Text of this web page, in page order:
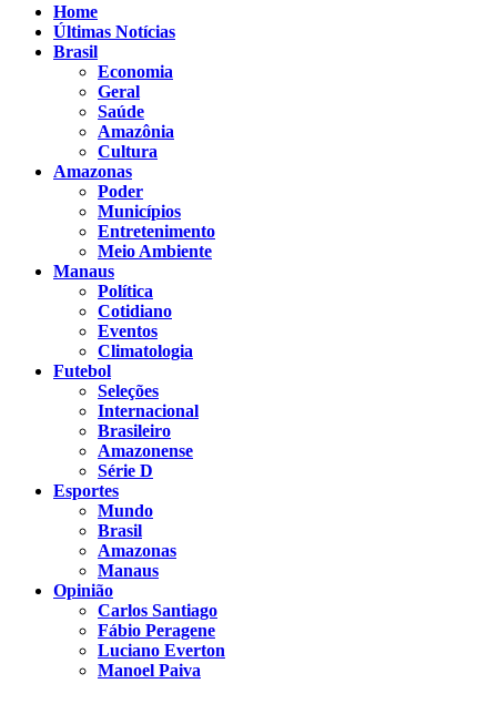
Home
Últimas Notícias
Brasil
Economia
Geral
Saúde
Amazônia
Cultura
Amazonas
Poder
Municípios
Entretenimento
Meio Ambiente
Manaus
Política
Cotidiano
Eventos
Climatologia
Futebol
Seleções
Internacional
Brasileiro
Amazonense
Série D
Esportes
Mundo
Brasil
Amazonas
Manaus
Opinião
Carlos Santiago
Fábio Peragene
Luciano Everton
Manoel Paiva